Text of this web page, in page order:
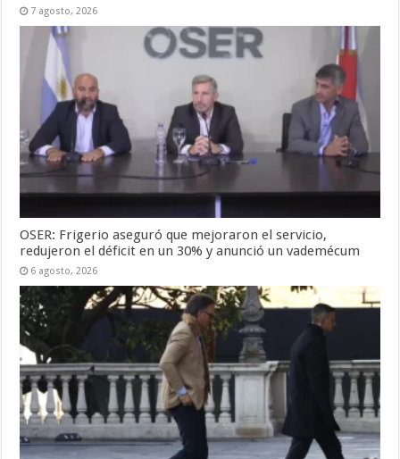
7 agosto, 2026
OSER: Frigerio aseguró que mejoraron el servicio,
redujeron el déficit en un 30% y anunció un vademécum
6 agosto, 2026